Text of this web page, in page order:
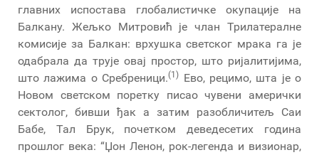
главних испостава глобалистичке окупације на
Балкану. Жељко Митровић је члан Трилатералне
комисије за Балкан: врхушка светског мрака га је
одабрала да трује овај простор, што ријалитијима,
што лажима о Сребреници.(1) Ево, рецимо, шта је о
Новом светском поретку писао чувени амерички
сектолог, бивши ђак а затим разобличитељ Саи
Бабе, Тал Брук, почетком деведесетих година
прошлог века: “Џон Ленон, рок-легенда и визионар,